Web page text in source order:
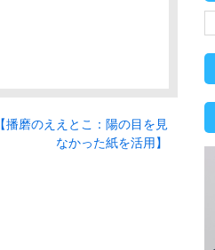
【播磨のええとこ：陽の目を見
なかった紙を活用】